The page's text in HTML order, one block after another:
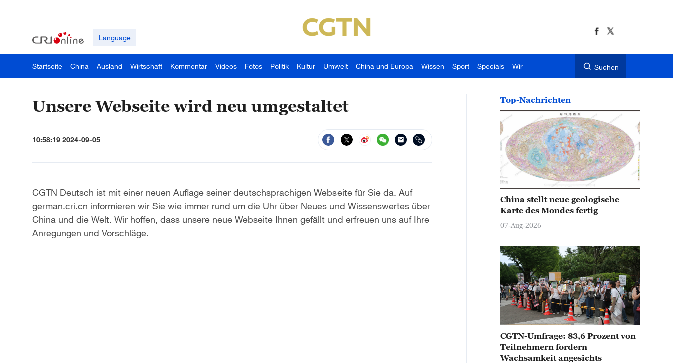
Language
Startseite China Ausland Wirtschaft Kommentar Videos Fotos Politik Kultur Umwelt China und Europa Wissen Sport Specials Wir Suchen
Unsere Webseite wird neu umgestaltet
10:58:19 2024-09-05
CGTN Deutsch ist mit einer neuen Auflage seiner deutschsprachigen Webseite für Sie da. Auf
german.cri.cn informieren wir Sie wie immer rund um die Uhr über Neues und Wissenswertes über
China und die Welt. Wir hoffen, dass unsere neue Webseite Ihnen gefällt und erfreuen uns auf Ihre
Anregungen und Vorschläge.
Top-Nachrichten
China stellt neue geologische
Karte des Mondes fertig
07-Aug-2026
CGTN-Umfrage: 83,6 Prozent von
Teilnehmern fordern
Wachsamkeit angesichts